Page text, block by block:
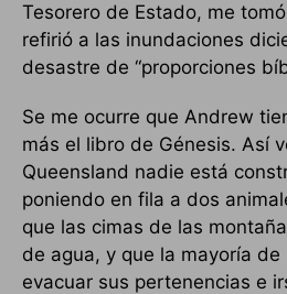
Tesorero de Estado, me
refirió a las inundaciones
desastre de “proporciones
Se me ocurre que Andrew
más el libro de Génesis. Así
Queensland nadie está
poniendo en fila a dos
que las cimas de las
de agua, y que la mayoría
evacuar sus pertenencias e